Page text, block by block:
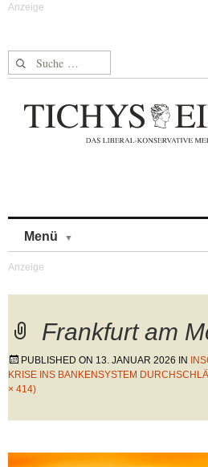
Suche nach:
Menü
Frankfurt am
PUBLISHED ON 13. JANUAR 2026 IN
KRISE INS BANKENSYSTEM
× 414)